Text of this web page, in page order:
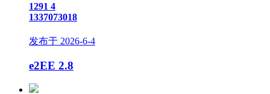
1291 4
1337073018
发布于 2026-6-4
e2EE 2.8